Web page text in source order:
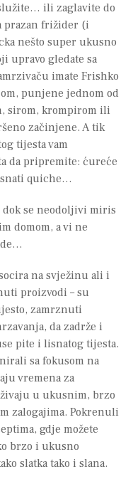
ili zaglavite do
prazan frižider (i
nešto super ukusno
upravo gledate sa
imate Frishko
punjene jednom od
sirom, krompirom ili
začinjene. A tik
tijesta vam
da pripremite: ćureće
quiche…
dok se neodoljivi miris
domom, a vi ne
na svježinu ali i
proizvodi – su
zamrznuti
da zadrže i
pite i lisnatog tijesta.
sa fokusom na
vremena za
u ukusnim, brzo
zalogajima. Pokrenuli
gdje možete
brzo i ukusno
slatka tako i slana.